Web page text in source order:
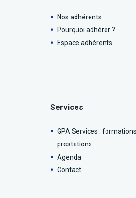
Nos adhérents
Pourquoi adhérer ?
Espace adhérents
Services
GPA Services :
prestations
Agenda
Contact